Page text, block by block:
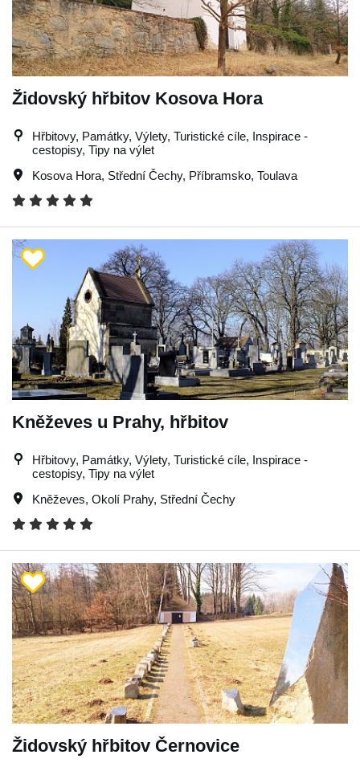
Židovský hřbitov Kosova Hora
Hřbitovy, Památky, Výlety, Turistické cíle, Inspirace -
cestopisy, Tipy na výlet
Kosova Hora, Střední Čechy, Příbramsko, Toulava
Kněževes u Prahy, hřbitov
Hřbitovy, Památky, Výlety, Turistické cíle, Inspirace -
cestopisy, Tipy na výlet
Kněževes, Okolí Prahy, Střední Čechy
Židovský hřbitov Černovice